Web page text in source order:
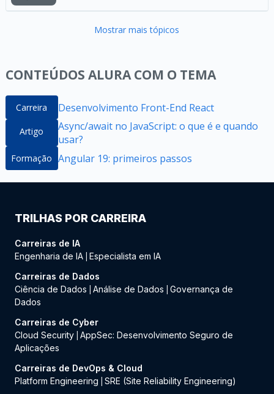
Mostrar mais tópicos
CONTEÚDOS ALURA COM O TEMA
Carreira Desenvolvimento Front-End React
Artigo
Async/await no JavaScript: o que é e quando
usar?
Formação Angular 19: primeiros passos
TRILHAS POR CARREIRA
Carreiras de IA
Engenharia de IA Especialista em IA
Carreiras de Dados
Ciência de Dados
Análise de Dados
Governança de
Dados
Carreiras de Cyber
Cloud Security AppSec: Desenvolvimento Seguro de
Aplicações
Carreiras de DevOps & Cloud
Platform Engineering
SRE (Site Reliability Engineering)